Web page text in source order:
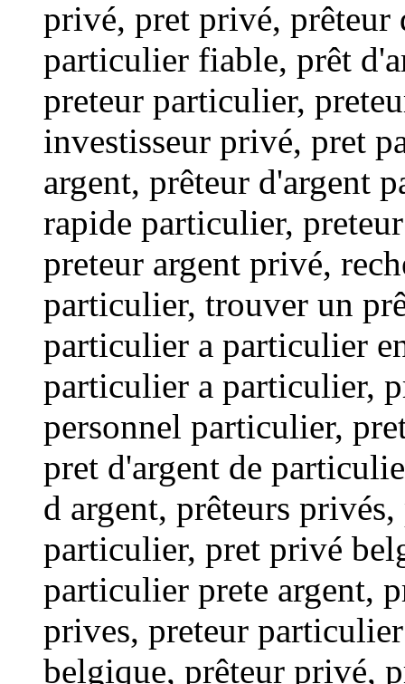
privé, pret privé, prêteur
particulier fiable, prêt
preteur particulier,
investisseur privé, pret
argent, prêteur d'argent
rapide particulier,
preteur argent privé,
particulier, trouver un
particulier a particulier
particulier a particulier,
personnel particulier,
pret d'argent de
d argent, prêteurs
particulier, pret privé
particulier prete argent,
prives, preteur
belgique, prêteur privé,